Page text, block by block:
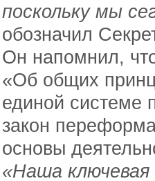
поскольку мы
обозначил
Он напомнил,
«Об общих
единой системе
закон
основы
«Наша ключевая